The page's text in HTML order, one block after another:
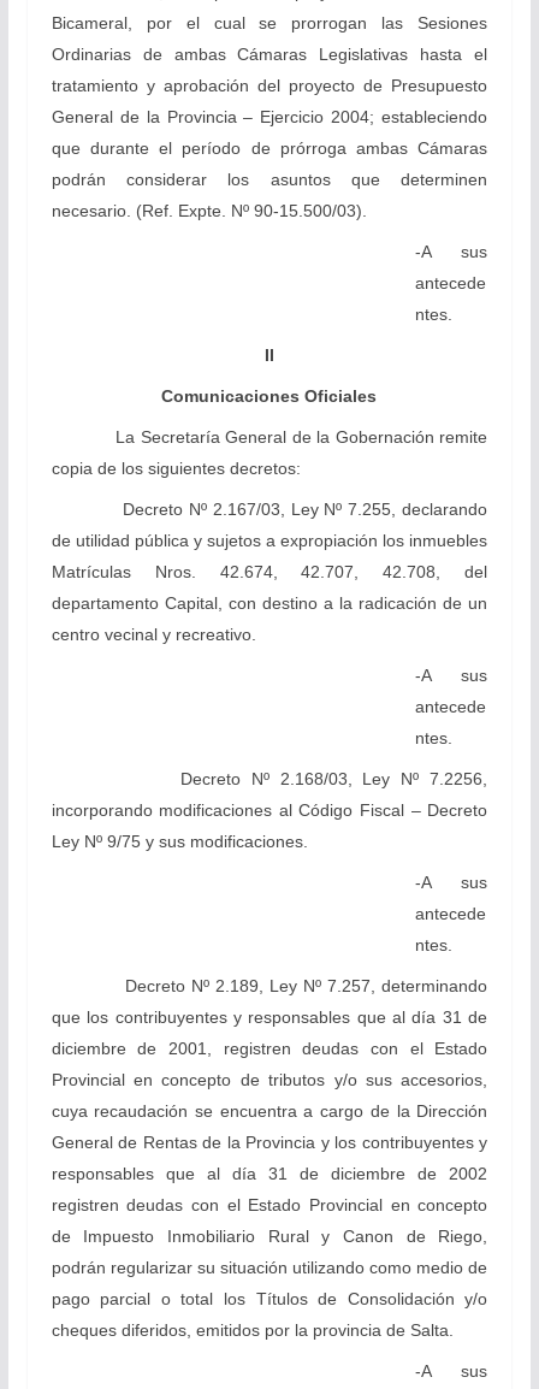
Bicameral, por el cual se prorrogan las Sesiones
Ordinarias de ambas Cámaras Legislativas hasta el
tratamiento y aprobación del proyecto de Presupuesto
General de la Provincia – Ejercicio 2004; estableciendo
que durante el período de prórroga ambas Cámaras
podrán considerar los asuntos que determinen
necesario. (Ref. Expte. Nº 90-15.500/03).
-A sus
antecede
ntes.
II
Comunicaciones Oficiales
La Secretaría General de la Gobernación remite
copia de los siguientes decretos:
Decreto Nº 2.167/03, Ley Nº 7.255, declarando
de utilidad pública y sujetos a expropiación los inmuebles
Matrículas Nros. 42.674, 42.707, 42.708, del
departamento Capital, con destino a la radicación de un
centro vecinal y recreativo.
-A sus
antecede
ntes.
Decreto Nº 2.168/03, Ley Nº 7.2256,
incorporando modificaciones al Código Fiscal – Decreto
Ley Nº 9/75 y sus modificaciones.
-A sus
antecede
ntes.
Decreto Nº 2.189, Ley Nº 7.257, determinando
que los contribuyentes y responsables que al día 31 de
diciembre de 2001, registren deudas con el Estado
Provincial en concepto de tributos y/o sus accesorios,
cuya recaudación se encuentra a cargo de la Dirección
General de Rentas de la Provincia y los contribuyentes y
responsables que al día 31 de diciembre de 2002
registren deudas con el Estado Provincial en concepto
de Impuesto Inmobiliario Rural y Canon de Riego,
podrán regularizar su situación utilizando como medio de
pago parcial o total los Títulos de Consolidación y/o
cheques diferidos, emitidos por la provincia de Salta.
-A sus